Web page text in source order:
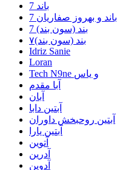
7 باند
7 باند و بهروز صفاریان
7 بند (سون بند)
۷بند (سون بند)
Idriz Sanie
Loran
Tech N9ne و یاس
آبا مقدم
آبان
آبتین دابا
آبتین روحبخش داوران
آبتین یارا
آتوین
آدرین
آدوین